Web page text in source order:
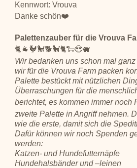
Kennwort: Vrouva
Danke schön❤️
Palettenzauber für die Vrouva
🐈🐐🐓🐩🐕🐩🐈🐑😍🐖
Wir bedanken uns schon mal
wir für die Vrouva Farm packen
Palette bestückt mit nützlichen
Überraschungen für die
berichtet, es kommen immer
zweite Palette in Angriff nehmen.
wie die erste, damit sich die
Dafür können wir noch Spenden
werden:
Katzen- und Hundefutternäpfe
Hundehalsbänder und –leinen